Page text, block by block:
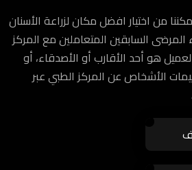
من اختيار افضل مكان لزراعة الأسنان
السابقين المتعاملين مع المركز
هو أحد الأقارب أو الأصدقاء، أو
الأشخاص عن المركز الطبي عبر